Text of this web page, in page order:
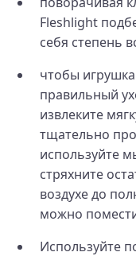
Fleshlight
себя степень
чтобы
правильный
извлеките
тщательно
используйте
стряхните
воздухе до
можно
Используйте